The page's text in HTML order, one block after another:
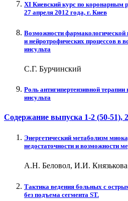
XI Киевский курс по коронарным
27 апреля 2012 года, г. Киев
Возможности фармакологической
и нейротрофических процессов в
инсульта
С.Г. Бурчинский
Роль антигипертензивной
инсульта
Содержание выпуска 1-2 (50-51),
Энергетический метаболизм
недостаточности и возможности
А.Н. Беловол, И.И. Князькова
Тактика ведения больных с
без подъема сегмента ST.